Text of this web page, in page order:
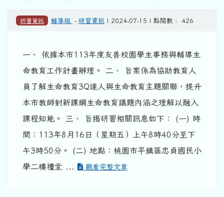
研習資訊 輔導組 - 研習資訊| 2024-07-15 | 點閱數： 426
一、 依據本市113年度友善校園學生事務與輔導生
命教育工作計畫辦理。 二、 旨案係為協助教育人
員了解生命教育3Q達人與生命教育主題關聯，提升
本市教師對新課綱生命教育議題內涵之理解以融入
課程知能。 三、 旨揭研習相關訊息如下： (一) 時
間：113年8月16日（星期五）上午8時40分至下
午3時50分。 (二) 地點：桃園市平鎮區忠貞國民小
學二樓禮堂 ...
觀看完整文章